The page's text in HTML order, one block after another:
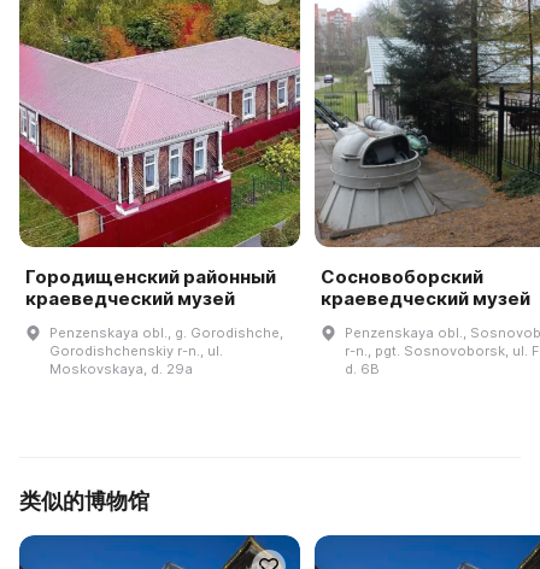
Городищенский районный
краеведческий музей
Penzenskaya obl., g. Gorodishche,
Gorodishchenskiy r-n., ul.
Moskovskaya, d. 29a
Сосновоборский
краеведческий музей
Penzenskaya obl.,
r-n., pgt. Sosnovoborsk, ul.
d. 6B
类似的博物馆